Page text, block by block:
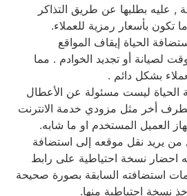
, عليه بطلبها عن طريق التذاكر
تكون بأسعار رمزية للعملاء.
الحياة إيقاف المواقع
لصيانة أو تجديد الخوادم . مما
بشكل دائم .
الحياة ليست مسئولة عن الأعطال
أخر مثل مزودي خدمة الانترنت
العميل المستخدم او ما شابه.
من يريد نقل موقعه إلى استضافة
احضار نسخة احتياطية على رابط
استضافته السابقة بصورة صحيحة
نسخة احتياطية منها.